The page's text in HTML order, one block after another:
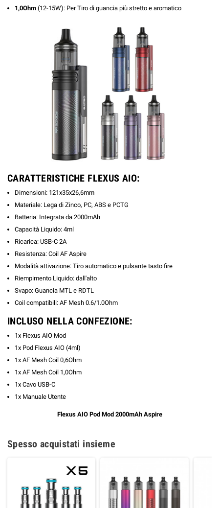
1,0Ohm (12-15W): Per Tiro di guancia più stretto e aromatico
CARATTERISTICHE FLEXUS AIO:
Dimensioni: 121x35x26,6mm
Materiale: Lega di Zinco, PC, ABS e PCTG
Batteria: Integrata da 2000mAh
Capacità Liquido: 4ml
Ricarica: USB-C 2A
Resistenza: Coil AF Aspire
Modalità attivazione: Tiro automatico e pulsante tasto fire
Riempimento Liquido: dall'alto
Svapo: Guancia MTL e RDTL
Coil compatibili: AF Mesh 0.6/1.0Ohm
INCLUSO NELLA CONFEZIONE:
1x Flexus AIO Mod
1x Pod Flexus AIO (4ml)
1x AF Mesh Coil 0,6Ohm
1x AF Mesh Coil 1,0Ohm
1x Cavo USB-C
1x Manuale Utente
Flexus AIO Pod Mod 2000mAh Aspire
Spesso acquistati insieme